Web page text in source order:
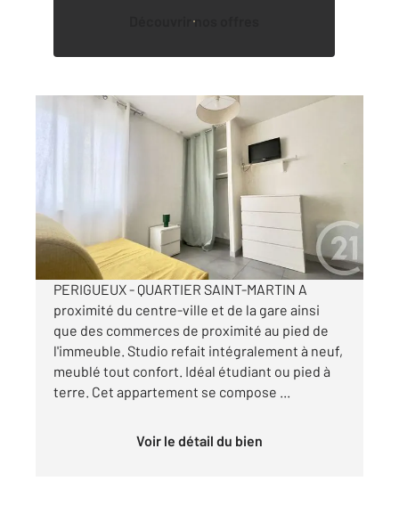
Découvrir nos offres
PERIGUEUX 24
Appartement F1 à louer
295 €
par mois charges comprises
PERIGUEUX - QUARTIER SAINT-MARTIN A
proximité du centre-ville et de la gare ainsi
que des commerces de proximité au pied de
l'immeuble. Studio refait intégralement à neuf,
meublé tout confort. Idéal étudiant ou pied à
terre. Cet appartement se compose ...
Voir le détail du bien